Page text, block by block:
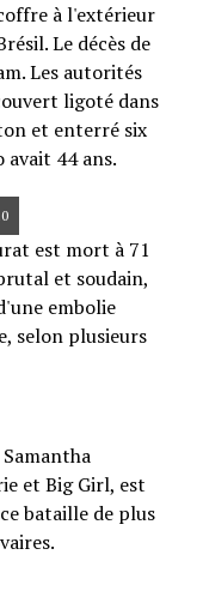
à l'extérieur
Le décès de
Les autorités
ligoté dans
et enterré six
avait 44 ans.
est mort à 71
et soudain,
embolie
selon plusieurs
et Big Girl, est
bataille de plus